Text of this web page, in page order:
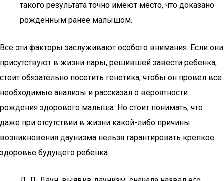
такого результата точно имеют место, что доказано
рожденным ранее малышом.
Все эти факторы заслуживают особого внимания. Если они
присутствуют в жизни пары, решившей завести ребенка,
стоит обязательно посетить генетика, чтобы он провел все
необходимые анализы и рассказал о вероятности
рождения здорового малыша. Но стоит понимать, что
даже при отсутствии в жизни какой-либо причины
возникновения даунизма нельзя гарантировать крепкое
здоровье будущего ребенка.